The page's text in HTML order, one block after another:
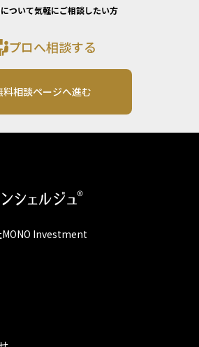
ついて気軽にご相談したい方
プロへ相談する
料相談ページへ進む
MONO Investment